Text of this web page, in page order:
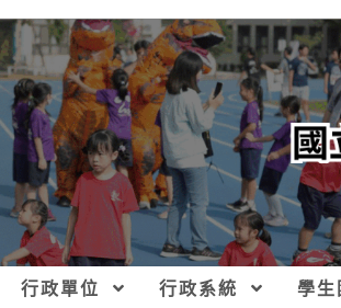
行政單位 行政系統 學生